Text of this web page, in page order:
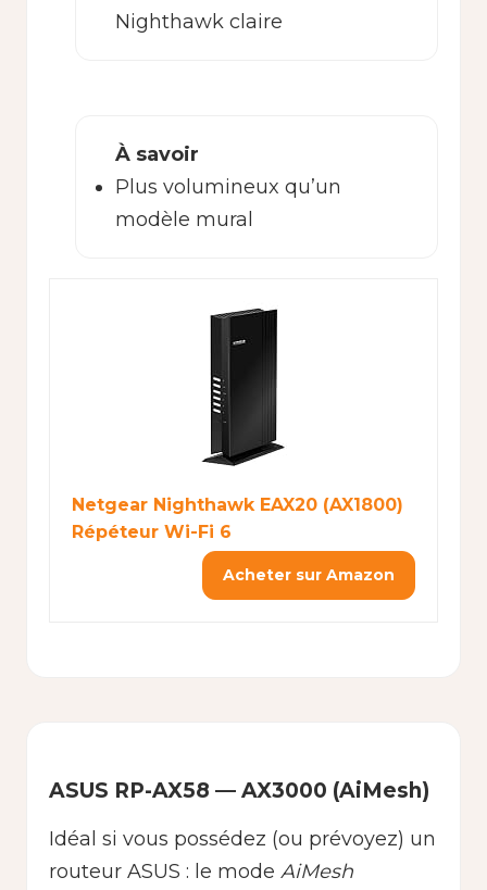
Nighthawk claire
À savoir
Plus volumineux qu’un
modèle mural
Netgear Nighthawk EAX20 (AX1800)
Répéteur Wi-Fi 6
Acheter sur Amazon
ASUS RP-AX58 — AX3000 (AiMesh)
Idéal si vous possédez (ou prévoyez) un
routeur ASUS : le mode AiMesh